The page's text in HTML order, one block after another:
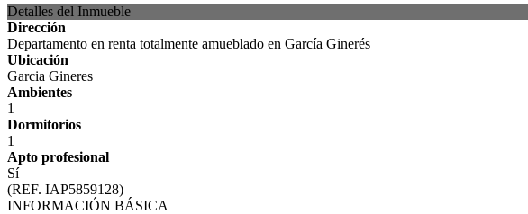
Detalles del Inmueble
Dirección
Departamento en renta totalmente amueblado en García Ginerés
Ubicación
Garcia Gineres
Ambientes
1
Dormitorios
1
Apto profesional
Sí
(REF. IAP5859128)
INFORMACIÓN BÁSICA